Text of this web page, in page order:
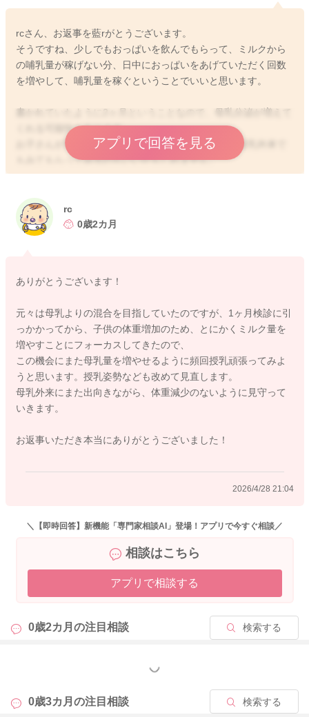
rcさん、お返事を藍rがとうございます。
そうですね、少しでもおっぱいを飲んでもらって、ミルクから
の哺乳量が稼げない分、日中におっぱいをあげていただく回数
を増やして、哺乳量を稼ぐということでいいと思います。
書かれていたように2ヶ月ということなので、母乳分泌が増えて
くれる可能性もあります。
お子さんが実際に飲んでくれている様子をお近くの母乳外来で
もみてもらってみるのもいいかもしれません。
授乳姿勢など見直しをされてみることでも、哺乳量が変化をす
そうして搾乳をしていただきつつ、お子さんの哺乳力の変化を
見てみていただけたらと思います。
アプリで回答を見る
2026/4/28 19:39
rc
0歳2カ月
ありがとうございます！
元々は母乳よりの混合を目指していたのですが、1ヶ月検診に引
っかかってから、子供の体重増加のため、とにかくミルク量を
増やすことにフォーカスしてきたので、
この機会にまた母乳量を増やせるように頻回授乳頑張ってみよ
うと思います。授乳姿勢なども改めて見直します。
母乳外来にまた出向きながら、体重減少のないように見守って
いきます。
お返事いただき本当にありがとうございました！
2026/4/28 21:04
＼【即時回答】新機能「専門家相談AI」登場！アプリで今すぐ相談／
相談はこちら
アプリで相談する
0歳2カ月の注目相談 検索する
もっと見る
0歳3カ月の注目相談 検索する